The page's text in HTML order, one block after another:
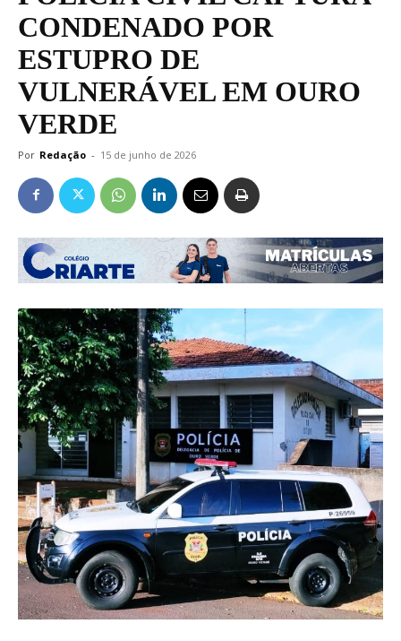
CONDENADO POR
ESTUPRO DE
VULNERÁVEL EM OURO
VERDE
Por Redação - 15 de junho de 2026